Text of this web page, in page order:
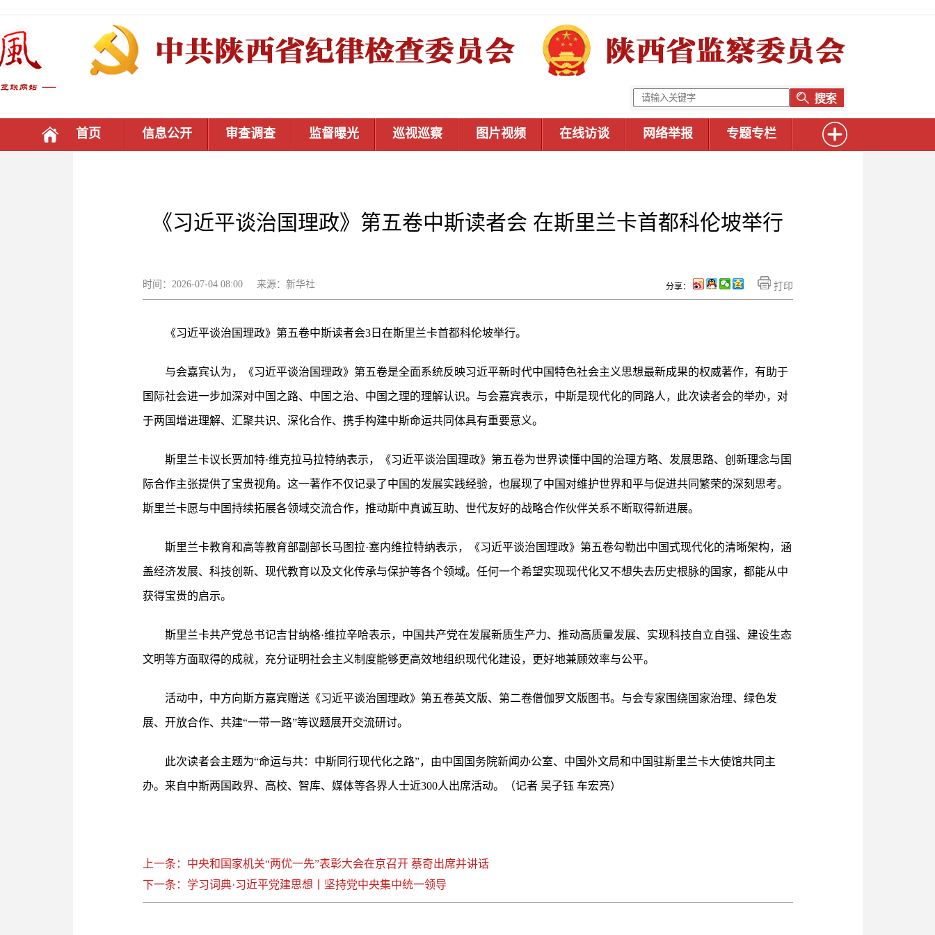
首页 信息公开 审查调查 监督曝光 巡视巡察 图片视频 在线访谈 网络举报 专题专栏
《习近平谈治国理政》第五卷中斯读者会 在斯里兰卡首都科伦坡举行
时间：2026-07-04 08:00 来源：新华社 打印
分享：
《习近平谈治国理政》第五卷中斯读者会3日在斯里兰卡首都科伦坡举行。
与会嘉宾认为，《习近平谈治国理政》第五卷是全面系统反映习近平新时代中国特色社会主义思想最新成果的权威著作，有助于
国际社会进一步加深对中国之路、中国之治、中国之理的理解认识。与会嘉宾表示，中斯是现代化的同路人，此次读者会的举办，对
于两国增进理解、汇聚共识、深化合作、携手构建中斯命运共同体具有重要意义。
斯里兰卡议长贾加特·维克拉马拉特纳表示，《习近平谈治国理政》第五卷为世界读懂中国的治理方略、发展思路、创新理念与国
际合作主张提供了宝贵视角。这一著作不仅记录了中国的发展实践经验，也展现了中国对维护世界和平与促进共同繁荣的深刻思考。
斯里兰卡愿与中国持续拓展各领域交流合作，推动斯中真诚互助、世代友好的战略合作伙伴关系不断取得新进展。
斯里兰卡教育和高等教育部副部长马图拉·塞内维拉特纳表示，《习近平谈治国理政》第五卷勾勒出中国式现代化的清晰架构，涵
盖经济发展、科技创新、现代教育以及文化传承与保护等各个领域。任何一个希望实现现代化又不想失去历史根脉的国家，都能从中
获得宝贵的启示。
斯里兰卡共产党总书记吉甘纳格·维拉辛哈表示，中国共产党在发展新质生产力、推动高质量发展、实现科技自立自强、建设生态
文明等方面取得的成就，充分证明社会主义制度能够更高效地组织现代化建设，更好地兼顾效率与公平。
活动中，中方向斯方嘉宾赠送《习近平谈治国理政》第五卷英文版、第二卷僧伽罗文版图书。与会专家围绕国家治理、绿色发
展、开放合作、共建“一带一路”等议题展开交流研讨。
此次读者会主题为“命运与共：中斯同行现代化之路”，由中国国务院新闻办公室、中国外文局和中国驻斯里兰卡大使馆共同主
办。来自中斯两国政界、高校、智库、媒体等各界人士近300人出席活动。（记者 吴子钰 车宏亮）
上一条：中央和国家机关“两优一先”表彰大会在京召开 蔡奇出席并讲话
下一条：学习词典·习近平党建思想丨坚持党中央集中统一领导